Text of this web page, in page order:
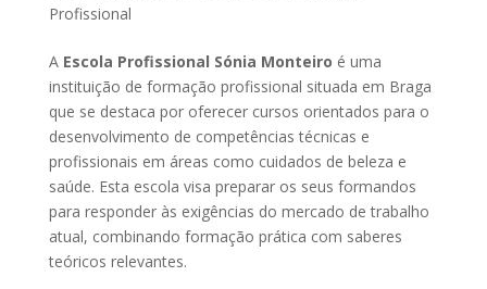
Profissional
A Escola Profissional Sónia Monteiro é uma
instituição de formação profissional situada em Braga
que se destaca por oferecer cursos orientados para o
desenvolvimento de competências técnicas e
profissionais em áreas como cuidados de beleza e
saúde. Esta escola visa preparar os seus formandos
para responder às exigências do mercado de trabalho
atual, combinando formação prática com saberes
teóricos relevantes.